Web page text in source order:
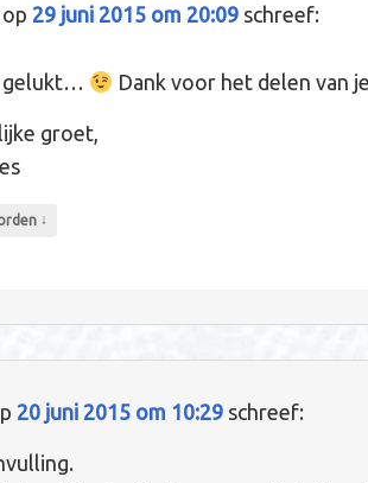
op 29 juni 2015 om 20:09 schreef:
gelukt… Dank voor het delen van
groet,
↓
20 juni 2015 om 10:29 schreef: